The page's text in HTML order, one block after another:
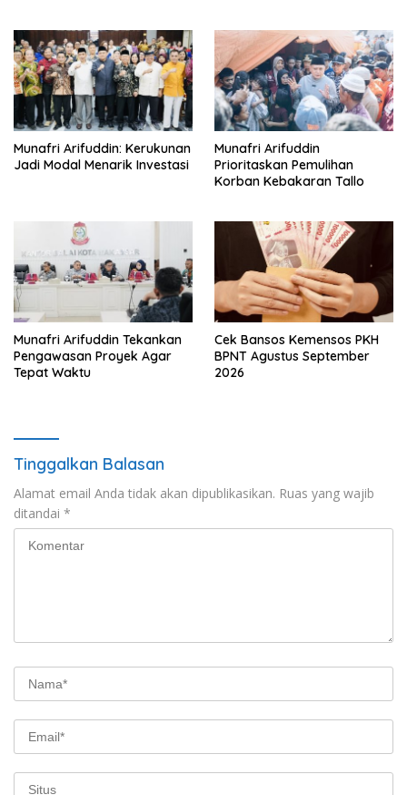
Munafri Arifuddin: Kerukunan
Jadi Modal Menarik Investasi
Munafri Arifuddin
Prioritaskan Pemulihan
Korban Kebakaran Tallo
Munafri Arifuddin Tekankan
Pengawasan Proyek Agar
Tepat Waktu
Cek Bansos Kemensos PKH
BPNT Agustus September
2026
Tinggalkan Balasan
Alamat email Anda tidak akan dipublikasikan. Ruas yang wajib
ditandai *